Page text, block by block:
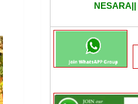
NESARA||